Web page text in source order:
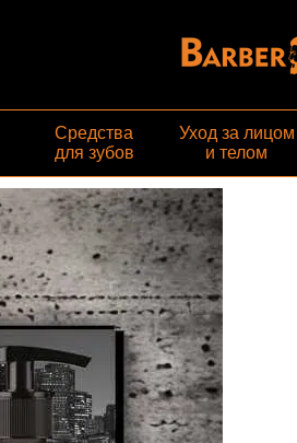
Средства
для зубов
Уход за лицом
и телом